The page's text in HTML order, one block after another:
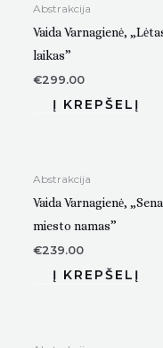
Abstrakcija
Vaida Varnagienė,
laikas”
€299.00
Abstrakcija
Vaida Varnagienė,
miesto namas”
€239.00